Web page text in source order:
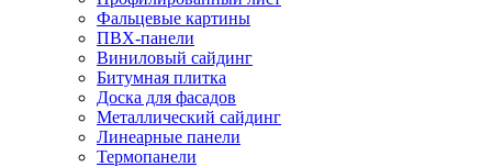
Фальцевые картины
ПВХ-панели
Виниловый сайдинг
Битумная плитка
Доска для фасадов
Металлический сайдинг
Линеарные панели
Термопанели